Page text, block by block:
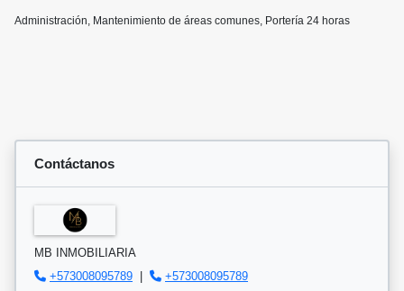
Administración, Mantenimiento de áreas comunes, Portería 24 horas
Contáctanos
MB INMOBILIARIA
+573008095789 |
+573008095789